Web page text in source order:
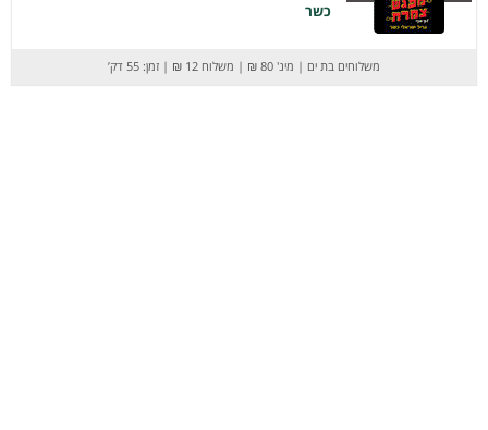
כשר
משלוחים בת ים | מינ' 80 ₪ | משלוח 12 ₪ | זמן: 55 דק’